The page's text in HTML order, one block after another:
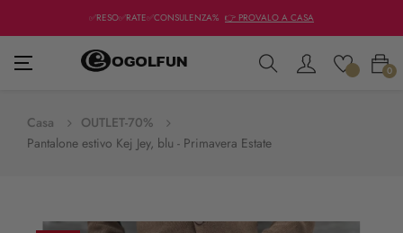
✅RESO✅RATE✅CONSULENZA% 👉 PROVALO A CASA
navigazione
☰ 0
Casa
OUTLET-70%
Pantalone estivo Kej Jey, blu - Primavera Estate